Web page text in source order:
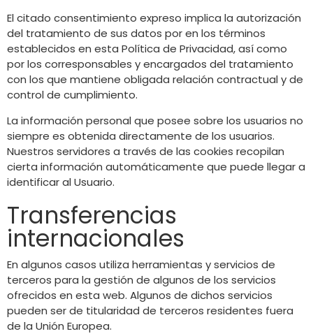
El citado consentimiento expreso implica la autorización
del tratamiento de sus datos por en los términos
establecidos en esta Política de Privacidad, así como
por los corresponsables y encargados del tratamiento
con los que mantiene obligada relación contractual y de
control de cumplimiento.
La información personal que posee sobre los usuarios no
siempre es obtenida directamente de los usuarios.
Nuestros servidores a través de las cookies recopilan
cierta información automáticamente que puede llegar a
identificar al Usuario.
Transferencias
internacionales
En algunos casos utiliza herramientas y servicios de
terceros para la gestión de algunos de los servicios
ofrecidos en esta web. Algunos de dichos servicios
pueden ser de titularidad de terceros residentes fuera
de la Unión Europea.